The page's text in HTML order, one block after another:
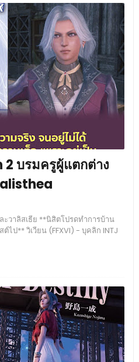
บรมครูผู้แตกต่าง
วาลิสเธีย **นิสิตโปรดทำการบ้าน
ไป** วิเวียน (FFXVI) - บุคลิก INTJ